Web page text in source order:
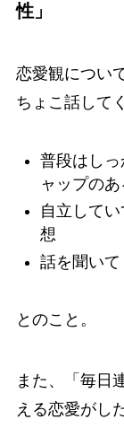
性」
恋愛観につい
ちょこ話して
普段はし
ャップの
自立して
想
話を聞いて
とのこと。
また、「毎日
える恋愛がし